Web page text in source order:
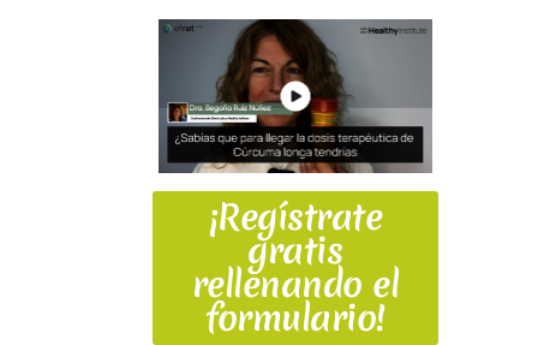
¡Regístrate
gratis
rellenando el
formulario!